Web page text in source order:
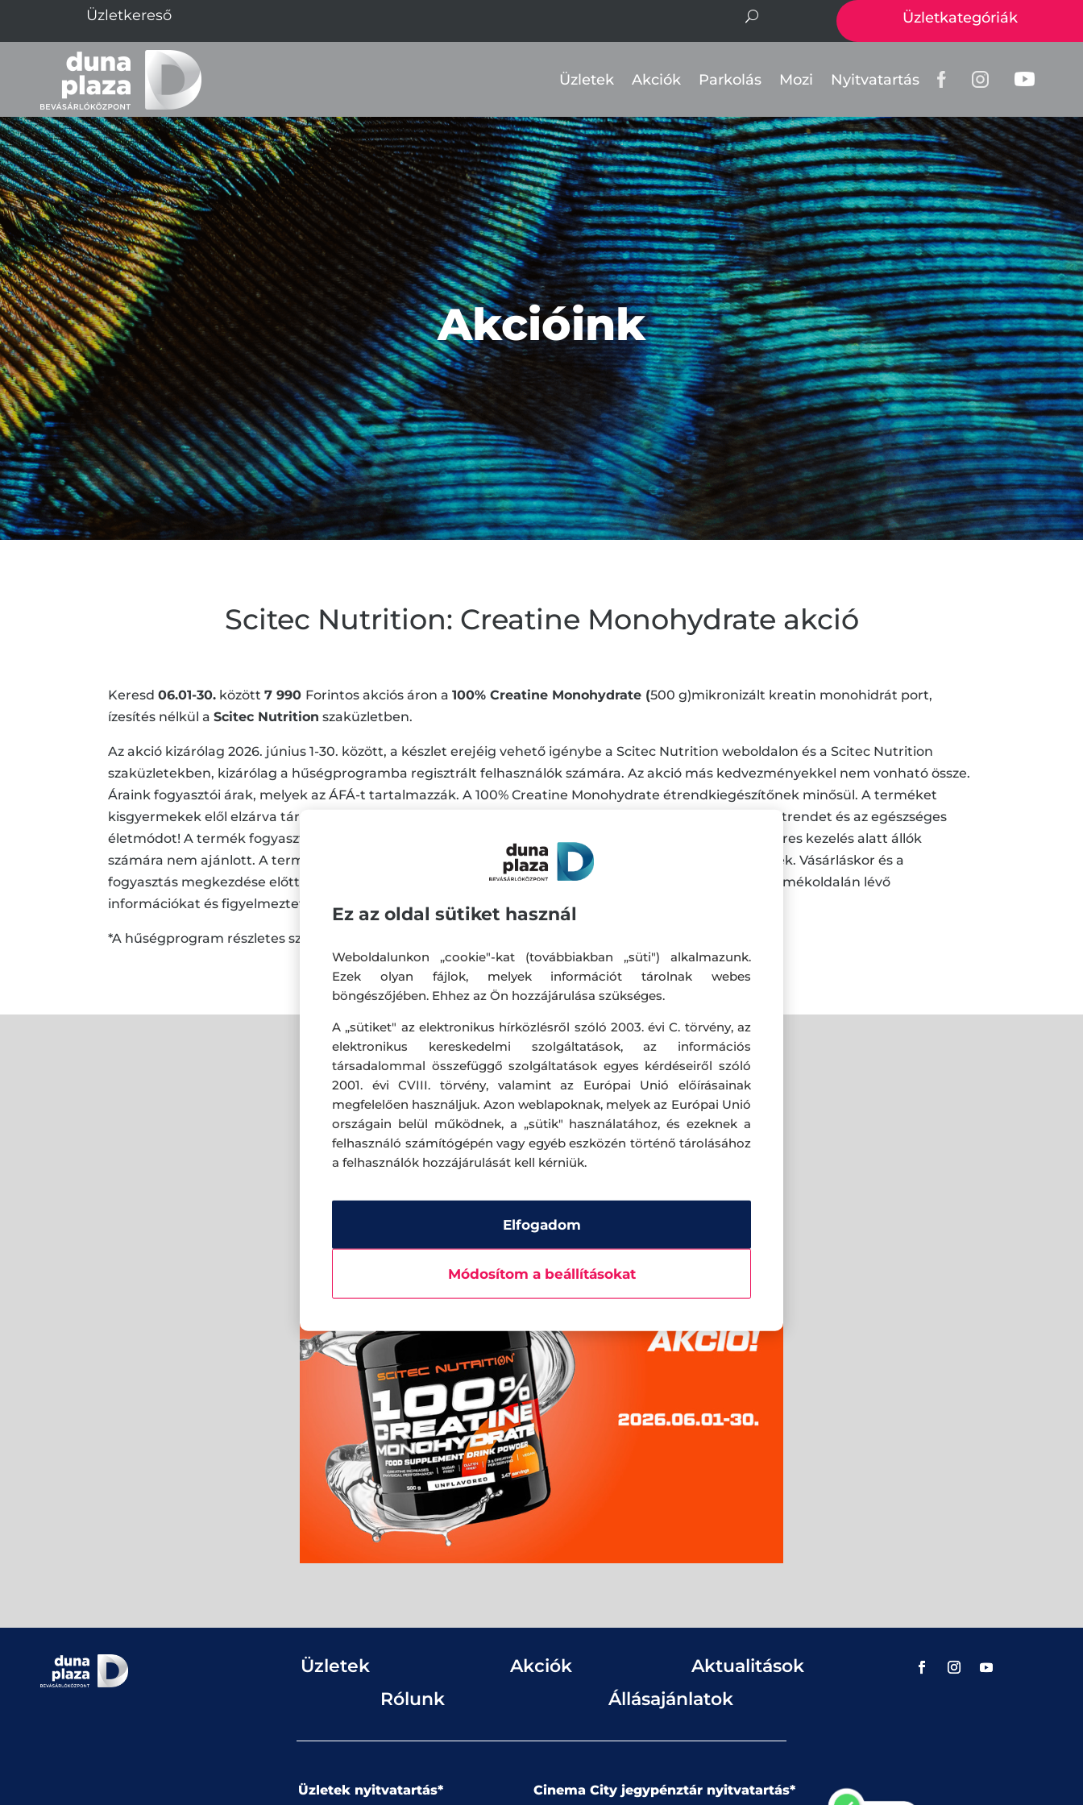
Üzletkategóriák
Üzletek Akciók Parkolás Mozi Nyitvatartás
Akcióink
Scitec Nutrition: Creatine Monohydrate akció
Keresd06.01-30. között7 990 Forintos akciós áron a100% Creatine Monohydrate (500 g)mikronizált kreatin monohidrát port,
ízesítés nélkül aScitec Nutrition szaküzletben.
Az akció kizárólag 2026. június 1-30. között, a készlet erejéig vehető igénybe a Scitec Nutrition weboldalon és a Scitec Nutrition
szaküzletekben, kizárólag a hűségprogramba regisztrált felhasználók számára. Az akció más kedvezményekkel nem vonható össze.
Áraink fogyasztói árak, melyek az ÁFÁ-t tartalmazzák. A 100% Creatine Monohydrate étrendkiegészítőnek minősül. A terméket
kisgyermekek elől elzárva tárolja! Az étrendkiegészítő nem helyettesíti a kiegyensúlyozott, változatos étrendet és az egészséges
életmódot! A termék fogyasztása 18 éves kor alatt, várandós- és szoptató anyáknak, valamint gyógyszeres kezelés alatt állók
számára nem ajánlott. A termékek csomagolásban, színben és méretben a fotón látottaktól eltérhetnek. Vásárláskor és a
fogyasztás megkezdése előtt minden esetben olvasd el a termékek címkéjén vagy a
termékoldalán lévő
információkat és figyelmeztetéseket!
*A hűségprogram részletes szabályai a
Üzletek Akciók
Aktualitások
Rólunk
Állásajánlatok
Üzletek nyitvatartás* Cinema City jegypénztár nyitvatartás*
Ez az oldal sütiket használ
Weboldalunkon „cookie"-kat (továbbiakban „süti") alkalmazunk.
Ezek olyan fájlok, melyek információt tárolnak webes
böngészőjében. Ehhez az Ön hozzájárulása szükséges.
A „sütiket" az elektronikus hírközlésről szóló 2003. évi C. törvény, az
elektronikus kereskedelmi szolgáltatások, az információs
társadalommal összefüggő szolgáltatások egyes kérdéseiről szóló
2001. évi CVIII. törvény, valamint az Európai Unió előírásainak
megfelelően használjuk. Azon weblapoknak, melyek az Európai Unió
országain belül működnek, a „sütik" használatához, és ezeknek a
felhasználó számítógépén vagy egyéb eszközén történő tárolásához
a felhasználók hozzájárulását kell kérniük.
Elfogadom
Módosítom a beállításokat